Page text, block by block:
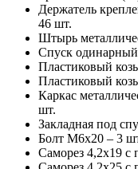
Держатель
46 шт.
Штырь
Спуск
Пластиковый
Пластиковый
Каркас
шт.
Закладная под
Болт М6х20 – 3
Саморез 4,2х19 с